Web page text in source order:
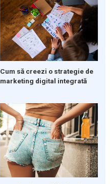
Cum să creezi o strategie de
marketing digital integrată